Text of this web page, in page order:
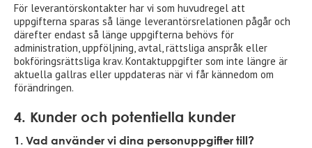
För leverantörskontakter har vi som huvudregel att
uppgifterna sparas så länge leverantörsrelationen pågår och
därefter endast så länge uppgifterna behövs för
administration, uppföljning, avtal, rättsliga anspråk eller
bokföringsrättsliga krav. Kontaktuppgifter som inte längre är
aktuella gallras eller uppdateras när vi får kännedom om
förändringen.
4. Kunder och potentiella kunder
1. Vad använder vi dina personuppgifter till?